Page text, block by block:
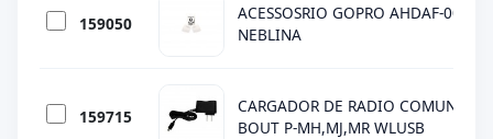
159050
ACESSOSRIO GOPRO AHDAF-001 -
NEBLINA
159715
CARGADOR DE RADIO
BOUT P-MH,MJ,MR WLUSB